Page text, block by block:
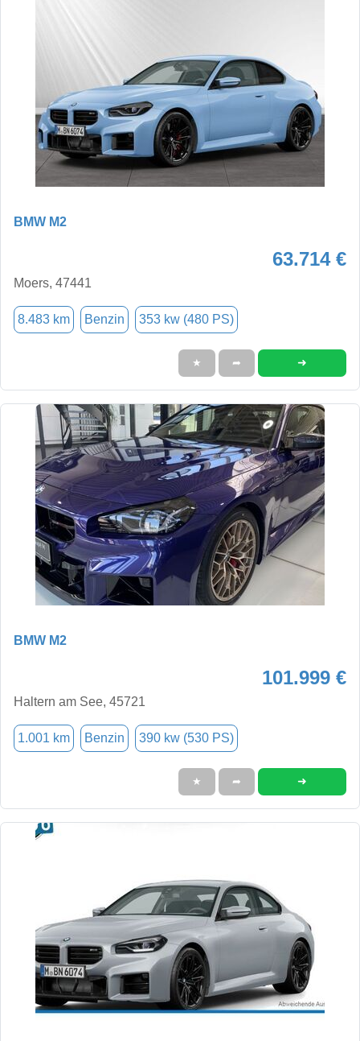
BMW M2
63.714 €
Moers, 47441
8.483 km Benzin 353 kw (480 PS)
★ ➦ ➜
BMW M2
101.999 €
Haltern am See, 45721
1.001 km Benzin 390 kw (530 PS)
★ ➦ ➜